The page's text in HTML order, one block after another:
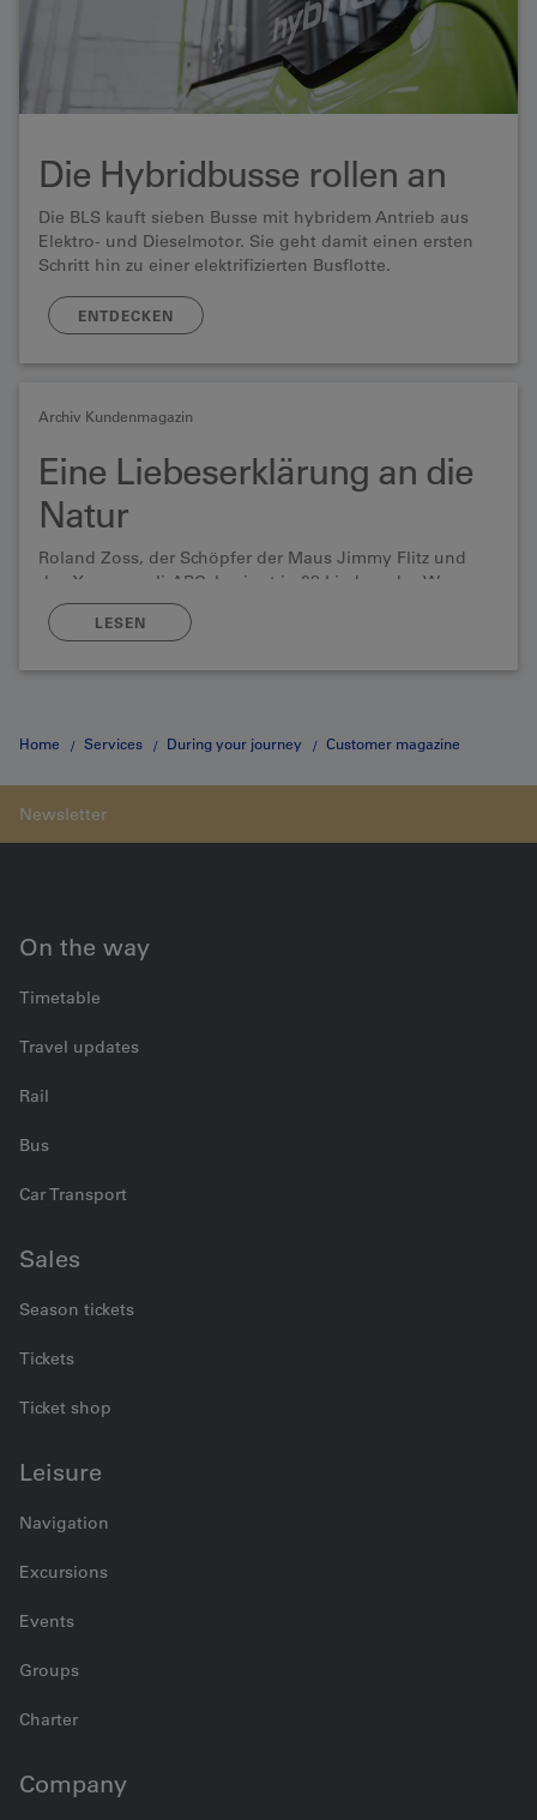
Die Hybridbusse rollen an
Die BLS kauft sieben Busse mit hybridem Antrieb aus
Elektro- und Dieselmotor. Sie geht damit einen ersten
Schritt hin zu einer elektrifizierten Busflotte.
ENTDECKEN
Archiv Kundenmagazin
Eine Liebeserklärung an die
Natur
Roland Zoss, der Schöpfer der Maus Jimmy Flitz und
des Xenegugeli-ABC, besingt in 28 Liedern das Wesen
der Bäume von Arve bis Zypresse.
LESEN
Home Services During your journey Customer magazine
On the way
Timetable
Travel updates
Rail
Bus
Car Transport
Sales
Season tickets
Tickets
Ticket shop
Leisure
Navigation
Excursions
Events
Groups
Charter
Company